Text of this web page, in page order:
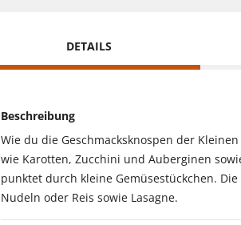
DETAILS
Beschreibung
Wie du die Geschmacksknospen der
wie Karotten, Zucchini und Auberginen
punktet durch kleine Gemüsestückchen.
Nudeln oder Reis sowie Lasagne.